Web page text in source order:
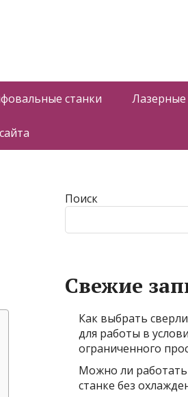
станки Лазерные
Поиск
Свежие
Как выбрать
для работы в
ограниченного
Можно ли
станке без